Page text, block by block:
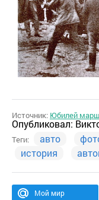
Источник: Юбилей
Опубликовал:
Теги: авто
история
Мой мир